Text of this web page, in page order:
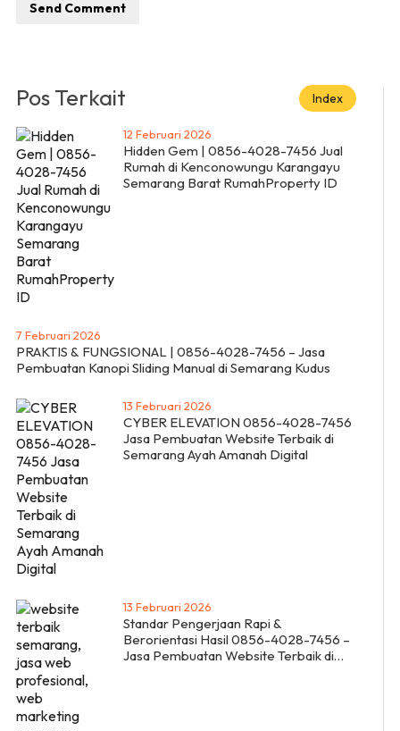
Pos Terkait Index
12 Februari 2026
Hidden Gem | 0856-4028-7456 Jual
Rumah di Kenconowungu Karangayu
Semarang Barat RumahProperty ID
7 Februari 2026
PRAKTIS & FUNGSIONAL | 0856-4028-7456 – Jasa
Pembuatan Kanopi Sliding Manual di Semarang Kudus
13 Februari 2026
CYBER ELEVATION 0856-4028-7456
Jasa Pembuatan Website Terbaik di
Semarang Ayah Amanah Digital
13 Februari 2026
Standar Pengerjaan Rapi &
Berorientasi Hasil 0856-4028-7456 –
Jasa Pembuatan Website Terbaik di